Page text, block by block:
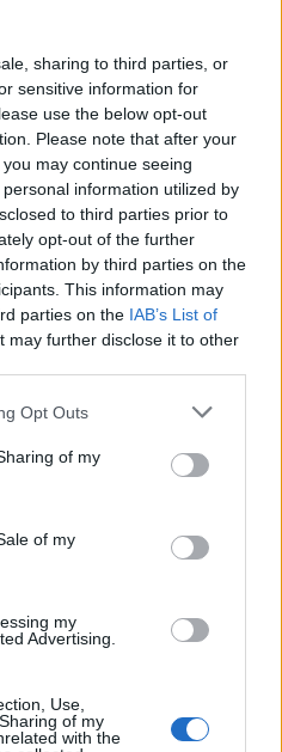
sharing to third parties, or
sensitive information for
use the below opt-out
Please note that after your
may continue seeing
information utilized by
to third parties prior to
opt-out of the further
by third parties on the
This information may
parties on the IAB’s List of
may further disclose it to other
Opt Outs
of my
of my
my
Advertising.
Use,
of my
with the
Dawid „xype” Lach
Piotr „nawrot” Nawrocki
Karol „tecek” Kapczyński
(tymczasowo)
Michal „RETO ” Silski
(tymczasowo)
można było bezkarnie
zmian personalnych,
czasy organizacja Piotra